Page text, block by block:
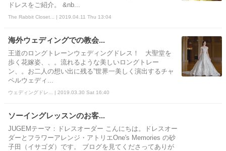
ドレスをご紹介。 &nb...
The Rabbit Closet... | 2019.04.11 Thu 13:04
海外ウェディングでの教会...
王道のロングトレーンウェディングドレス！ 大聖堂を
歩く花嫁姿、、。流れるような美しいロングトレー
ン、。お二人の想い出に残る”世界一美しく演出するチャ
ペルウェディ...
ウェディングドレ... | 2019.03.30 Sat 16:40
ソーイングレッスンのお客...
JUGEMテーマ：ドレスオーダー こんにちは。ドレスオー
ダーとフラワーアレンジ・アトリエOne's Memories の砂
子田（イサゴダ）です。 ブログを見てくださってありが